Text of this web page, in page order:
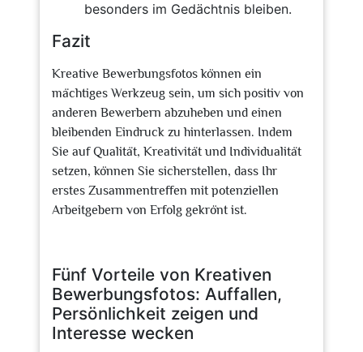
besonders im Gedächtnis bleiben.
Fazit
Kreative Bewerbungsfotos können ein
mächtiges Werkzeug sein, um sich positiv von
anderen Bewerbern abzuheben und einen
bleibenden Eindruck zu hinterlassen. Indem
Sie auf Qualität, Kreativität und Individualität
setzen, können Sie sicherstellen, dass Ihr
erstes Zusammentreffen mit potenziellen
Arbeitgebern von Erfolg gekrönt ist.
Fünf Vorteile von Kreativen
Bewerbungsfotos: Auffallen,
Persönlichkeit zeigen und
Interesse wecken